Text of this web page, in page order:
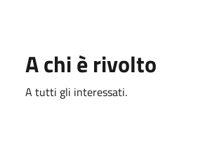
A chi è rivolto
A tutti gli interessati.